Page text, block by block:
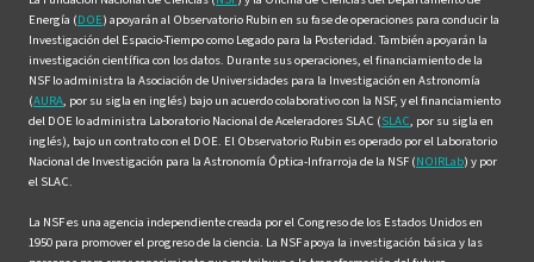
Energía (DOE) apoyarán al Observatorio Rubin en su fase de operaciones para conducir la
Investigación del Espacio-Tiempo como Legado para la Posteridad. También apoyarán la
investigación científica con los datos. Durante sus operaciones, el financiamiento de la
NSF lo administra la Asociación de Universidades para la Investigación en Astronomía
(AURA, por su sigla en inglés) bajo un acuerdo colaborativo con la NSF, y el financiamiento
del DOE lo administra Laboratorio Nacional de Aceleradores SLAC (SLAC, por su sigla en
inglés), bajo un contrato con el DOE. El Observatorio Rubin es operado por el Laboratorio
Nacional de Investigación para la Astronomía Óptica-Infrarroja de la NSF (NOIRLab) y por
el SLAC.
La NSF es una agencia independiente creada por el Congreso de los Estados Unidos en
1950 para promover el progreso de la ciencia. La NSF apoya la investigación básica y las